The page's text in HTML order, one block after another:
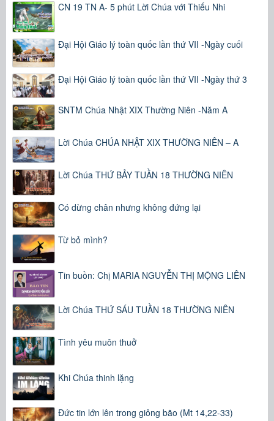
CN 19 TN A- 5 phút Lời Chúa với Thiếu Nhi
Đại Hội Giáo lý toàn quốc lần thứ VII -Ngày cuối
Đại Hội Giáo lý toàn quốc lần thứ VII -Ngày thứ 3
SNTM Chúa Nhật XIX Thường Niên -Năm A
Lời Chúa CHÚA NHẬT XIX THƯỜNG NIÊN – A
Lời Chúa THỨ BẢY TUẦN 18 THƯỜNG NIÊN
Có dừng chân nhưng không đứng lại
Từ bỏ mình?
Tin buồn: Chị MARIA NGUYỄN THỊ MỘNG LIÊN
Lời Chúa THỨ SÁU TUẦN 18 THƯỜNG NIÊN
Tình yêu muôn thuở
Khi Chúa thinh lặng
Đức tin lớn lên trong giông bão (Mt 14,22-33)